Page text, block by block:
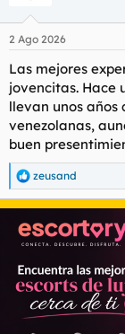
2 Ago 2026
Las mejores
jovencitas. Hace
llevan unos años
venezolanas,
buen
R
e
a
c
c
o
n
e
zeusand